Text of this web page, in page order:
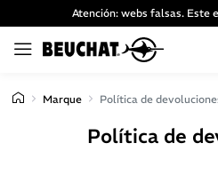
Atención: webs falsas. Este
Marque Política de
Política de